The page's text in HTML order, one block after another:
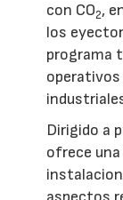
con CO2,
los
programa
Dirigido a
ofrece